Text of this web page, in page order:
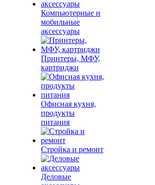
Компьютерные и
мобильные
аксессуары
Принтеры, МФУ,
картриджи
Офисная кухня,
продукты
питания
Стройка и ремонт
Деловые